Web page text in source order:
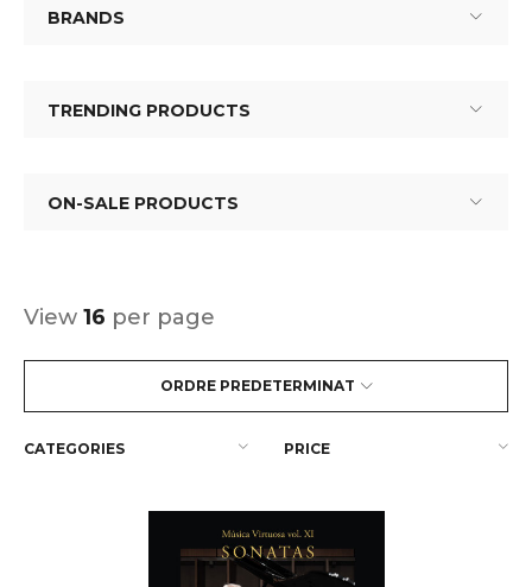
BRANDS
TRENDING PRODUCTS
ON-SALE PRODUCTS
ORDRE PREDETERMINAT
View 16 per page
CATEGORIES PRICE